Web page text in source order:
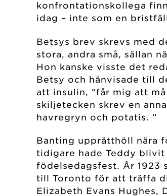
konfrontationskollega
idag – inte som en
Betsys brev skrevs med
stora, andra små, sällan
Hon kanske visste det
Betsy och hänvisade till
att insulin, “får mig att
skiljetecken skrev en
havregryn och potatis. ”
Banting upprätthöll nära
tidigare hade Teddy
födelsedagsfest. År 1923
till Toronto för att träffa
Elizabeth Evans Hughes,